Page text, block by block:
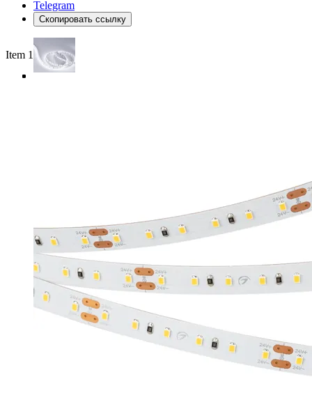
Telegram
Скопировать ссылку
Item 1 of 4